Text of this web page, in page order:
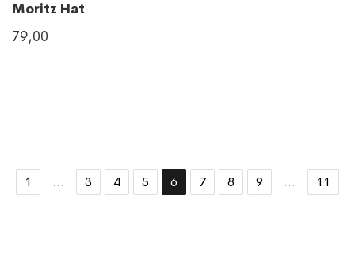
Moritz Hat
79,00
1 ... 3 4 5 6 7 8 9 ... 11